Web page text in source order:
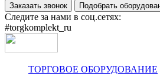
Заказать звонок Подобрать
Следите за нами в соц.сетях:
#torgkomplekt_ru
ТОРГОВОЕ ОБОРУДОВАНИЕ